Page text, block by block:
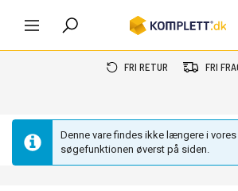
FRI RETUR FRI
Denne vare findes ikke længere i
søgefunktionen øverst på siden.